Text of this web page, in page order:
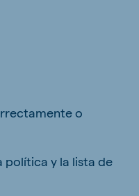
o
política y la lista de